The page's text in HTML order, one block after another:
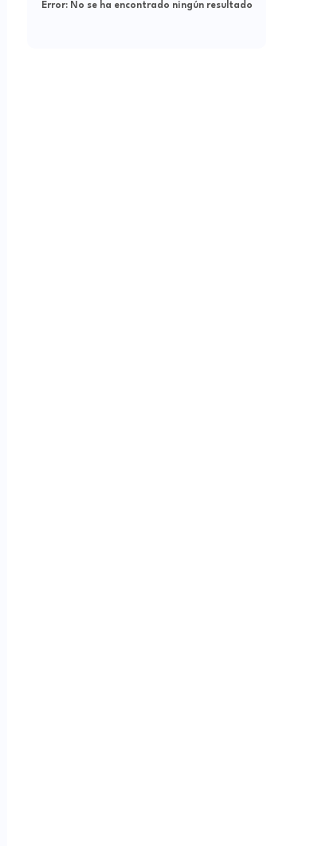
Error:No se ha encontrado ningún resultado